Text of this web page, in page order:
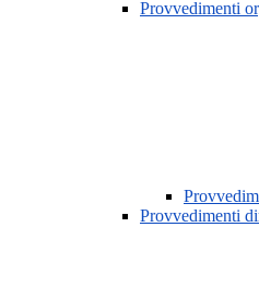
Provvedimenti
Provvedimenti